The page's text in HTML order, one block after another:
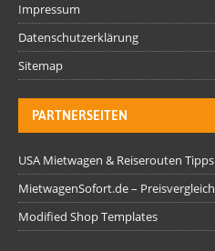
Impressum
Datenschutzerklärung
Sitemap
PARTNERSEITEN
USA Mietwagen & Reiserouten Tipps
MietwagenSofort.de – Preisvergleich
Modified Shop Templates